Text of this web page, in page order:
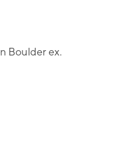
Boulder ex.